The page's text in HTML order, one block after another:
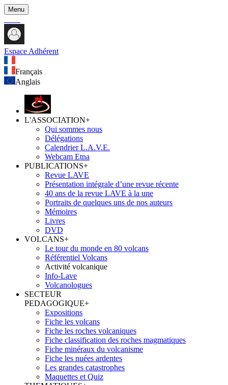
Menu
Espace Adhérent
Français
Anglais
L'ASSOCIATION+
Qui sommes nous
Délégations
Calendrier L.A.V.E.
Webcam Etna
PUBLICATIONS+
Revue LAVE
Présentation intégrale d’une revue récente
40 ans de la revue LAVE à la une
Portraits de quelques uns de nos auteurs
Mémoires
Livres
DVD
VOLCANS+
Le tour du monde en 80 volcans
Référentiel Volcans
Activité volcanique
Info-Lave
Volcanologues
SECTEUR
PEDAGOGIQUE+
Expositions
Fiche les volcans
Fiche les roches volcaniques
Fiche classification des roches magmatiques
Fiche minéraux du volcanisme
Fiche les nuées ardentes
Les grandes catastrophes
Maquettes et Quiz